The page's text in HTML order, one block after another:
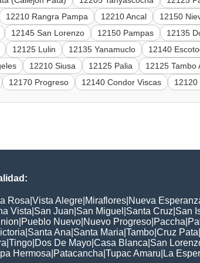
12210 Rangra Pampa 12210 Ancal 12150
12145 San Lorenzo 12150 Pampas 12135
12125 Lulin 12135 Yanamuclo 12140
12210 Siusa 12125 Palia 12125 Tambo
12170 Progreso 12140 Condor Viscas 12120
Rosa Vista Alegre Miraflores Nueva
Vista San Juan San Miguel Santa Cruz San
Pueblo Nuevo Nuevo Progreso Paccha
Santa Ana Santa Maria Tambo Cruz Pata
Tingo Dos De Mayo Casa Blanca San
Hermosa Patacancha Tupac Amaru La